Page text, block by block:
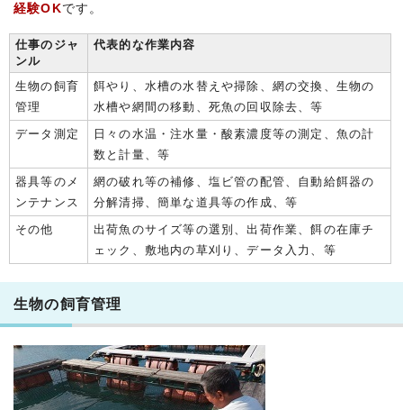
経験OKです。
仕事のジャ
ンル
代表的な作業内容
生物の飼育
管理
餌やり、水槽の水替えや掃除、網の交換、生物の
水槽や網間の移動、死魚の回収除去、等
データ測定
日々の水温・注水量・酸素濃度等の測定、魚の計
数と計量、等
器具等のメ
ンテナンス
網の破れ等の補修、塩ビ管の配管、自動給餌器の
分解清掃、簡単な道具等の作成、等
その他
出荷魚のサイズ等の選別、出荷作業、餌の在庫チ
ェック、敷地内の草刈り、データ入力、等
生物の飼育管理